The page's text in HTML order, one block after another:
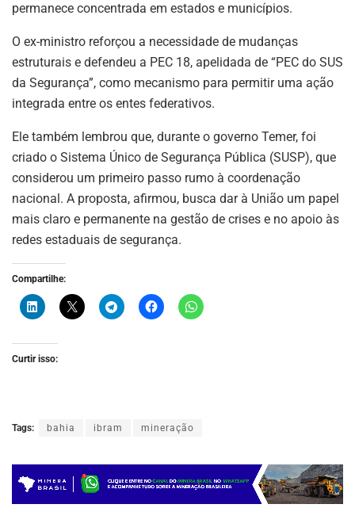
permanece concentrada em estados e municípios.
O ex-ministro reforçou a necessidade de mudanças
estruturais e defendeu a PEC 18, apelidada de “PEC do SUS
da Segurança”, como mecanismo para permitir uma ação
integrada entre os entes federativos.
Ele também lembrou que, durante o governo Temer, foi
criado o Sistema Único de Segurança Pública (SUSP), que
considerou um primeiro passo rumo à coordenação
nacional. A proposta, afirmou, busca dar à União um papel
mais claro e permanente na gestão de crises e no apoio às
redes estaduais de segurança.
Compartilhe:
Curtir isso:
Tags: bahia ibram mineração